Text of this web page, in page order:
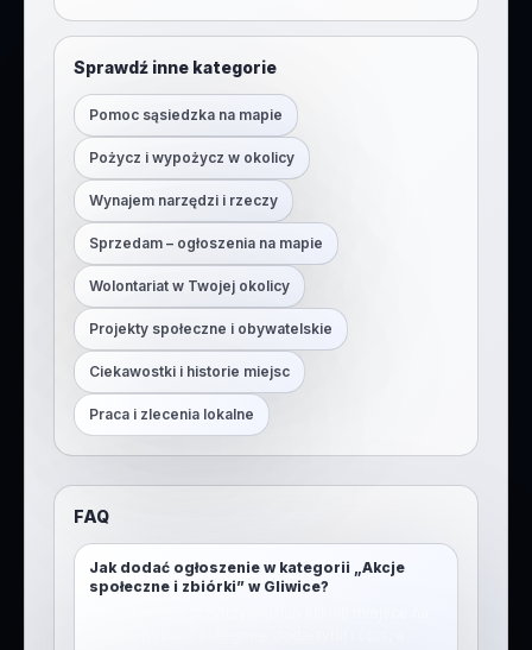
Sprawdź inne kategorie
Pomoc sąsiedzka na mapie
Pożycz i wypożycz w okolicy
Wynajem narzędzi i rzeczy
Sprzedam – ogłoszenia na mapie
Wolontariat w Twojej okolicy
Projekty społeczne i obywatelskie
Ciekawostki i historie miejsc
Praca i zlecenia lokalne
FAQ
Jak dodać ogłoszenie w kategorii „Akcje
społeczne i zbiórki” w Gliwice?